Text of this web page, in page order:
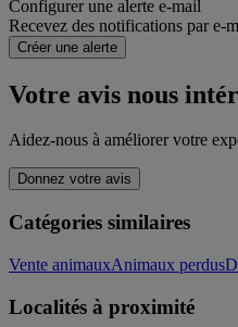
Configurer une alerte e-mail
Recevez des notifications par e-
Créer une alerte
Votre avis nous
Aidez-nous à améliorer votre
Donnez votre avis
Catégories similaires
Vente animauxAnimaux perdus
Localités à proximité